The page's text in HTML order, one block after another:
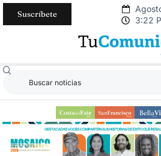
Suscríbete
3:22